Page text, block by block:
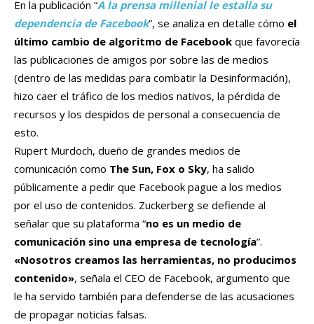
En la publicación “A la prensa millenial le estalla su
dependencia de Facebook”, se analiza en detalle cómo el
último cambio de algoritmo de Facebook que favorecía
las publicaciones de amigos por sobre las de medios
(dentro de las medidas para combatir la Desinformación),
hizo caer el tráfico de los medios nativos, la pérdida de
recursos y los despidos de personal a consecuencia de
esto.
Rupert Murdoch, dueño de grandes medios de
comunicación como The Sun, Fox o Sky, ha salido
públicamente a pedir que Facebook pague a los medios
por el uso de contenidos. Zuckerberg se defiende al
señalar que su plataforma “no es un medio de
comunicación sino una empresa de tecnología”.
«Nosotros creamos las herramientas, no producimos
contenido», señala el CEO de Facebook, argumento que
le ha servido también para defenderse de las acusaciones
de propagar noticias falsas.